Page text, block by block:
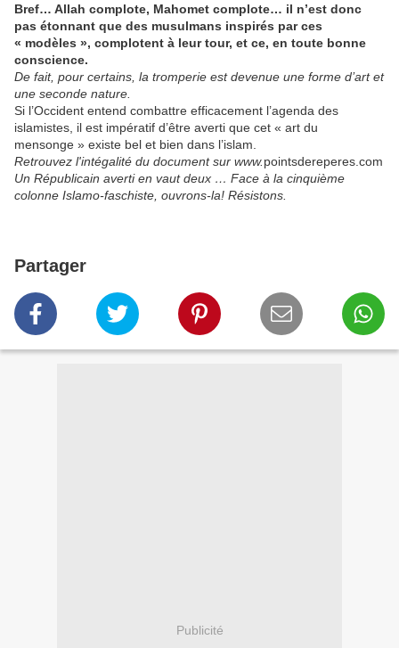
Bref… Allah complote, Mahomet complote… il n’est donc
pas étonnant que des musulmans inspirés par ces
« modèles », complotent à leur tour, et ce, en toute bonne
conscience.
De fait, pour certains, la tromperie est devenue une forme d’art et
une seconde nature.
Si l’Occident entend combattre efficacement l’agenda des
islamistes, il est impératif d’être averti que cet « art du
mensonge » existe bel et bien dans l’islam.
Retrouvez l'intégalité du document sur www.pointsdereperes.com
Un Républicain averti en vaut deux … Face à la cinquième
colonne Islamo-faschiste, ouvrons-la! Résistons.
Partager
Publicité